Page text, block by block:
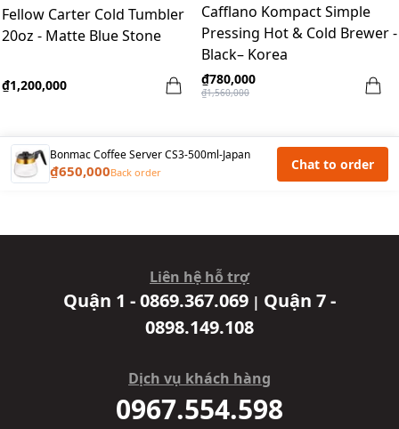
Fellow Carter Cold Tumbler
20oz - Matte Blue Stone
₫1,200,000
Cafflano Kompact Simple
Pressing Hot & Cold Brewer -
Black– Korea
₫780,000
₫1,560,000
Bonmac Coffee Server CS3-500ml-Japan
₫650,000Back order Chat to order
Liên hệ hỗ trợ
Quận 1 - 0869.367.069 | Quận 7 -
0898.149.108
Dịch vụ khách hàng
0967.554.598